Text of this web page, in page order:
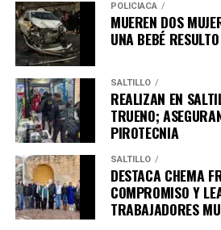
POLICÍACA
MUEREN DOS
UNA BEBÉ
SALTILLO
REALIZAN EN
TRUENO;
PIROTECNIA
SALTILLO
DESTACA CHEMA
COMPROMISO Y
TRABAJADORES